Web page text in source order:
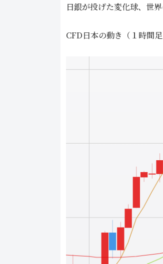
日銀が投げた変化球、世
CFD日本の動き（１時間足